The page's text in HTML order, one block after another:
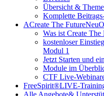
Übersicht &
Komplette
ACreate The FutureNeu
Was ist Create The
kostenloser Einstieg
Modul 1
Jetzt Starten und
Module im
CTF Live-
FreeSpirit®LIVE-
Alle Angebote&